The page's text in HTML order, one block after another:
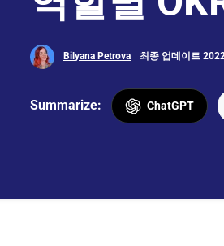
Bilyana Petrova 최종 업데이트
Summarize: ChatGPT